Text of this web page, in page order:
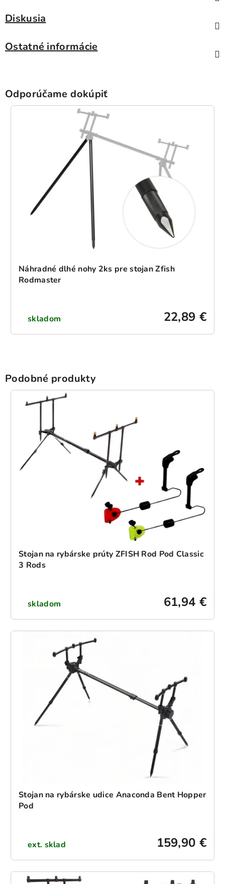
Diskusia
Ostatné informácie
Odporúčame dokúpiť
Náhradné dlhé nohy 2ks pre stojan Zfish
Rodmaster
skladom 22,89 €
Podobné produkty
Stojan na rybárske prúty ZFISH Rod Pod Classic
3 Rods
skladom 61,94 €
Stojan na rybárske udice Anaconda Bent Hopper
Pod
ext. sklad 159,90 €